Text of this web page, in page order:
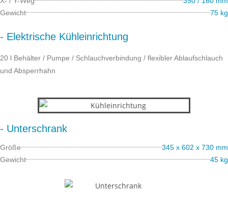
Gewicht
75 kg
- Elektrische Kühleinrichtung
20 l Behälter / Pumpe / Schlauchverbindung / flexibler Ablaufschlauch
und Absperrhahn
- Unterschrank
Größe
345 x 602 x 730 mm
Gewicht
45 kg